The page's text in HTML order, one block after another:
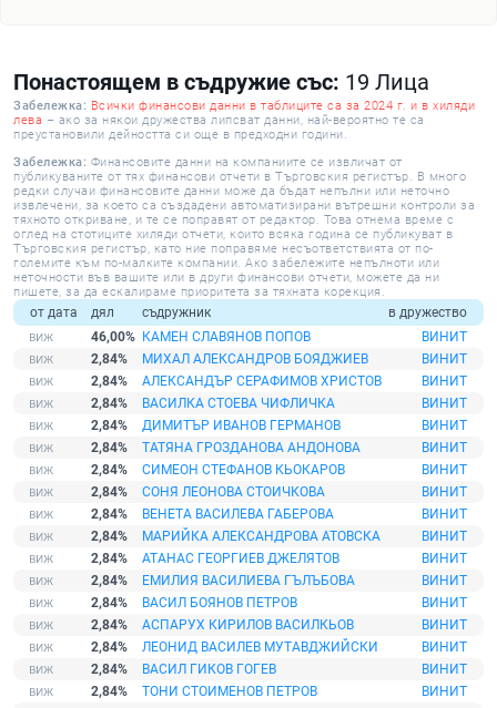
Понастоящем в съдружие със: 19 Лица
Забележка: Всички финансови данни в таблиците са за 2024 г. и в хиляди
лева – ако за някои дружества липсват данни, най-вероятно те са
преустановили дейността си още в предходни години.
Забележка: Финансовите данни на компаниите се извличат от
публикуваните от тях финансови отчети в Търговския регистър. В много
редки случаи финансовите данни може да бъдат непълни или неточно
извлечени, за което са създадени автоматизирани вътрешни контроли за
тяхното откриване, и те се поправят от редактор. Това отнема време с
оглед на стотиците хиляди отчети, които всяка година се публикуват в
Търговския регистър, като ние поправяме несъответствията от по-
големите към по-малките компании. Ако забележите непълноти или
неточности във вашите или в други финансови отчети, можете да ни
пишете, за да ескалираме приоритета за тяхната корекция.
от дата дял съдружник
в дружество
46,00% КАМЕН СЛАВЯНОВ ПОПОВ
ВИНИТ
2,84%
МИХАЛ АЛЕКСАНДРОВ БОЯДЖИЕВ
ВИНИТ
2,84%
АЛЕКСАНДЪР СЕРАФИМОВ ХРИСТОВ
ВИНИТ
2,84%
ВАСИЛКА СТОЕВА ЧИФЛИЧКА
ВИНИТ
2,84%
ДИМИТЪР ИВАНОВ ГЕРМАНОВ
ВИНИТ
2,84%
ТАТЯНА ГРОЗДАНОВА АНДОНОВА
ВИНИТ
2,84%
СИМЕОН СТЕФАНОВ КЬОКАРОВ
ВИНИТ
2,84%
СОНЯ ЛЕОНОВА СТОИЧКОВА
ВИНИТ
2,84%
ВЕНЕТА ВАСИЛЕВА ГАБЕРОВА
ВИНИТ
2,84%
МАРИЙКА АЛЕКСАНДРОВА АТОВСКА
ВИНИТ
2,84%
АТАНАС ГЕОРГИЕВ ДЖЕЛЯТОВ
ВИНИТ
2,84%
ЕМИЛИЯ ВАСИЛИЕВА ГЪЛЪБОВА
ВИНИТ
2,84%
ВАСИЛ БОЯНОВ ПЕТРОВ
ВИНИТ
2,84%
АСПАРУХ КИРИЛОВ ВАСИЛКЬОВ
ВИНИТ
2,84%
ЛЕОНИД ВАСИЛЕВ МУТАВДЖИЙСКИ
ВИНИТ
2,84%
ВАСИЛ ГИКОВ ГОГЕВ
ВИНИТ
2,84%
ТОНИ СТОИМЕНОВ ПЕТРОВ
ВИНИТ